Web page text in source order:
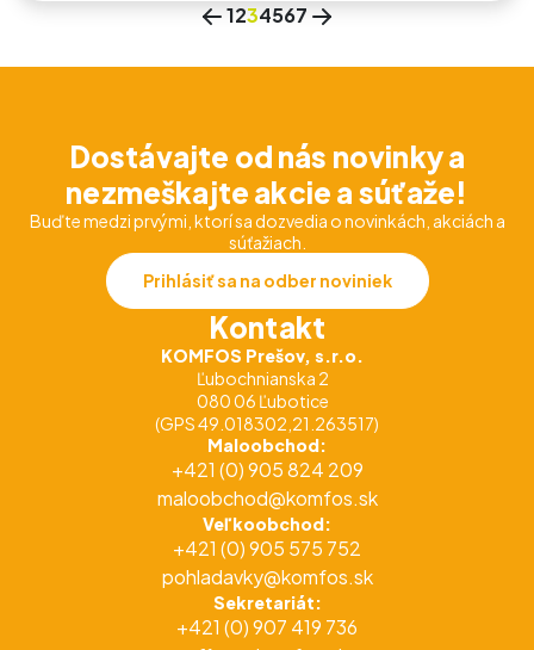
1234567
Kontakt
KOMFOS Prešov, s.r.o.
Ľubochnianska 2
080 06 Ľubotice
(GPS 49.018302,21.263517)
Maloobchod:
+421 (0) 905 824 209
maloobchod@komfos.sk
Veľkoobchod:
+421 (0) 905 575 752
pohladavky@komfos.sk
Sekretariát:
+421 (0) 907 419 736
Dostávajte od nás novinky a
nezmeškajte akcie a súťaže!
Buďte medzi prvými, ktorí sa dozvedia o novinkách, akciách a
súťažiach.
Prihlásiť sa na odber noviniek